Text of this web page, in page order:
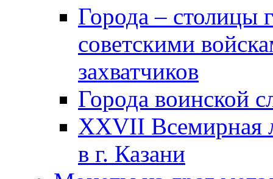
Города – столицы
советскими
захватчиков
Города воинской
XXVII Всемирная
в г. Казани